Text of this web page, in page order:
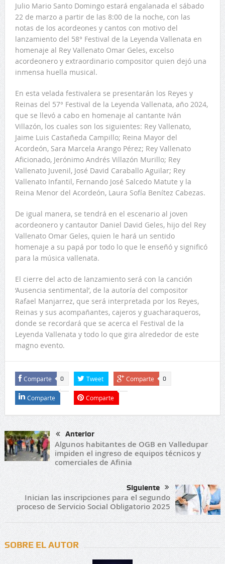
Julio Mario Santo Domingo estará engalanada el sábado
22 de marzo a partir de las 8:00 de la noche, con las
notas de los acordeones y cantos con motivo del
lanzamiento del 58° Festival de la Leyenda Vallenata en
homenaje al Rey Vallenato Omar Geles, excelso
acordeonero y extraordinario compositor quien dejó una
inmensa huella musical.
En esta velada festivalera se presentarán los Reyes y
Reinas del 57° Festival de la Leyenda Vallenata, año 2024,
que se llevó a cabo en homenaje al cantante Iván
Villazón, los cuales son los siguientes: Rey Vallenato,
Jaime Luis Castañeda Campillo; Reina Mayor del
Acordeón, Sara Marcela Arango Pérez; Rey Vallenato
Aficionado, Jerónimo Andrés Villazón Murillo; Rey
Vallenato Juvenil, José David Caraballo Aguilar; Rey
Vallenato Infantil, Fernando José Salcedo Matute y la
Reina Menor del Acordeón, Laura Sofía Benítez Cabezas.
De igual manera, se tendrá en el escenario al joven
acordeonero y cantautor Daniel David Geles, hijo del Rey
Vallenato Omar Geles, quien le hará un sentido
homenaje a su papá por todo lo que le enseñó y significó
para la música vallenata.
El cierre del acto de lanzamiento será con la canción
‘Ausencia sentimental’, de la autoría del compositor
Rafael Manjarrez, que será interpretada por los Reyes,
Reinas y sus acompañantes, cajeros y guacharaqueros,
donde se recordará que se acerca el Festival de la
Leyenda Vallenata y todo lo que gira alrededor de este
magno evento.
Comparte 0 Tweet Comparte 0
Comparte Comparte
Anterior
Algunos habitantes de OGB en Valledupar
impiden el ingreso de equipos técnicos y
comerciales de Afinia
Siguiente
Inician las inscripciones para el segundo
proceso de Servicio Social Obligatorio 2025
SOBRE EL AUTOR